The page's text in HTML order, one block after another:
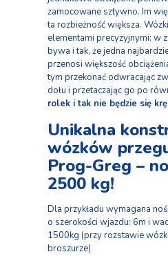
zamocowane sztywno. Im
ta rozbieżność większa.
elementami precyzyjnymi; w
bywa i tak, że jedna
przenosi większość
tym przekonać odwracając
dołu i przetaczając go po
rolek i tak nie będzie się
Unikalna
wózków
Prog-Greg –
2500 kg!
Dla przykładu wymagana
o szerokości wjazdu: 6m i
1500kg (przy rozstawie
broszurze)